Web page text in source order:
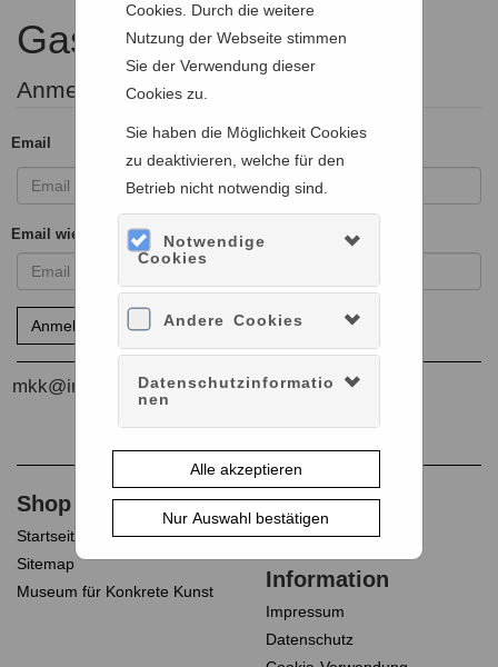
Cookies. Durch die weitere
Nutzung der Webseite stimmen
Sie der Verwendung dieser
Cookies zu.
Sie haben die Möglichkeit Cookies
zu deaktivieren, welche für den
Betrieb nicht notwendig sind.
Notwendige
Cookies
Andere Cookies
Datenschutzinformatio
nen
Alle akzeptieren
Nur Auswahl bestätigen
Gast Zugang
Anmeldeformular
Email
Email wiederholen
Startseite
Sitemap
Museum für Konkrete Kunst
Konto verwalten
Impressum
Datenschutz